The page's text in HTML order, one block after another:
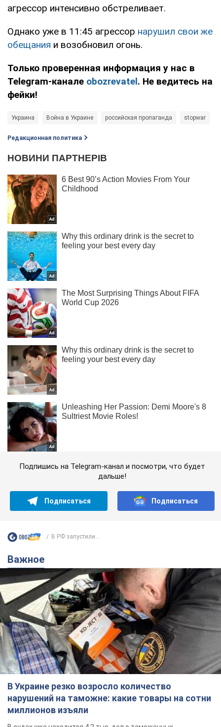
агрессор интенсивно обстреливает.
Однако уже в 11:45 агрессор нарушил свои же
обещания и возобновил огонь.
Только проверенная информация у нас в
Telegram-канале obozrevatel. Не ведитесь на
фейки!
Украина Война в Украине российская пропаганда stopwar
Редакционная политика
Подпишись на Telegram-канал и посмотри, что будет
дальше!
Подписаться Подписаться
В РФ запустили...
Важное
В Украине резко возросло количество
нарушений на таможне: какие товары на сотни
миллионов изъяли